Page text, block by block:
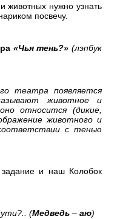
животных нужно узнать
посвечу.
«Чья тень?» (лэпбук
театра появляется
животное и
относится (дикие,
животного и
с тенью
и наш Колобок
(Медведь – аю)